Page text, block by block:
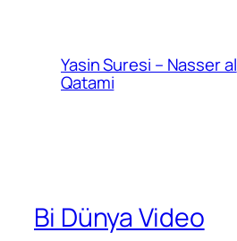
Yasin Suresi – Nasser al
Qatami
Bi Dünya Video